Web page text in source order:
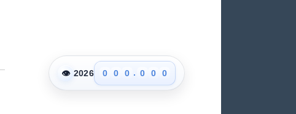
👁 2026
0
1
0
1
0
1
. 0
1
0
1
0
1